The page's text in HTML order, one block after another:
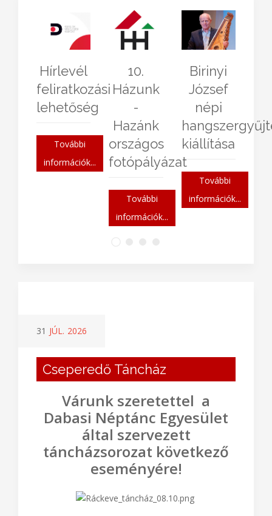
FÉNY -
ÉRTÉK
fotókiállítás
További
információk...
Dr.
Farkas
Gábor
Dabas
város
főépítészének
kiállítása
ORCI '80
"Ködben
vagyok
a köd,
örök
szerep..."
További
31 JÚL. 2026
Cseperedő Táncház
Várunk szeretettel a
Dabasi Néptánc Egyesület
által szervezett
táncházsorozat következő
eseményére!